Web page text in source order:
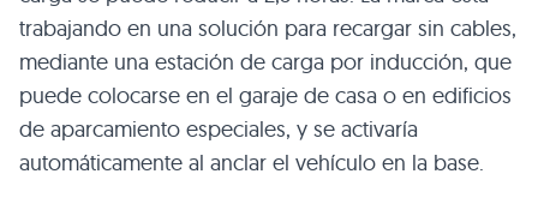
trabajando en una solución para recargar sin cables,
mediante una estación de carga por inducción, que
puede colocarse en el garaje de casa o en edificios
de aparcamiento especiales, y se activaría
automáticamente al anclar el vehículo en la base.